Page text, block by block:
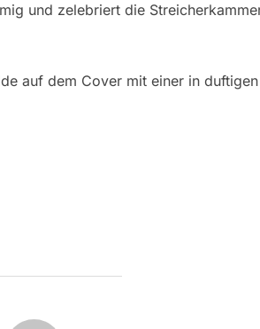
und zelebriert die
auf dem Cover mit einer in